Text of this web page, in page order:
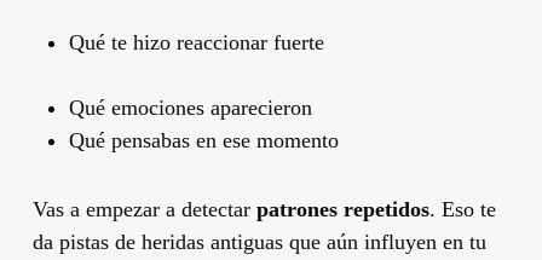
Qué te hizo reaccionar fuerte
Qué emociones aparecieron
Qué pensabas en ese momento
Vas a empezar a detectar patrones repetidos. Eso te
da pistas de heridas antiguas que aún influyen en tu